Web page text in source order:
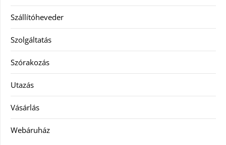
Szállítóheveder
Szolgáltatás
Szórakozás
Utazás
Vásárlás
Webáruház